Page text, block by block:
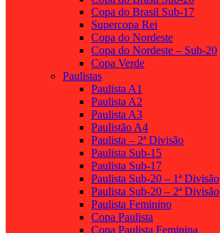
Copa do Brasil Sub-17
Supercopa Rei
Copa do Nordeste
Copa do Nordeste – Sub-20
Copa Verde
Paulistas
Paulista A1
Paulista A2
Paulista A3
Paulistão A4
Paulista – 2ª Divisão
Paulista Sub-15
Paulista Sub-17
Paulista Sub-20 – 1ª Divisão
Paulista Sub-20 – 2ª Divisão
Paulista Feminino
Copa Paulista
Copa Paulista Feminina